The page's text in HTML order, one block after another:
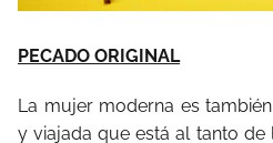
PECADO ORIGINAL
La mujer moderna es
y viajada que está al tanto de